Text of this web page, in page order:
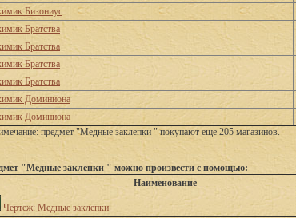
Бизониус
Братства
Братства
Братства
Братства
Доминиона
Доминиона
предмет "Медные заклепки " покупают еще 205 магазинов.
"Медные заклепки " можно произвести с помощью:
Наименование
Чертеж: Медные заклепки